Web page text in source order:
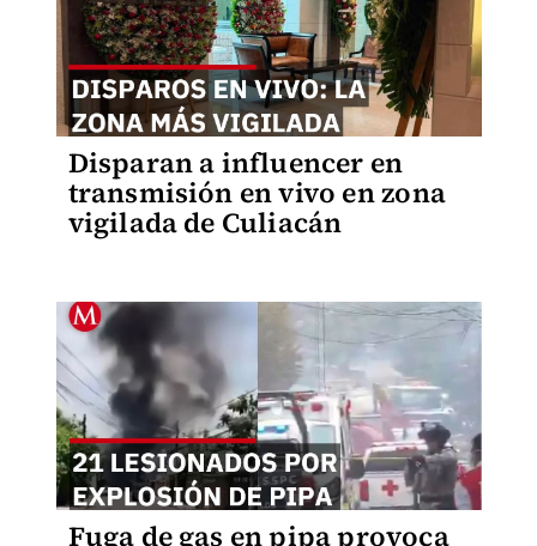
Disparan a influencer en
transmisión en vivo en zona
vigilada de Culiacán
Fuga de gas en pipa provoca